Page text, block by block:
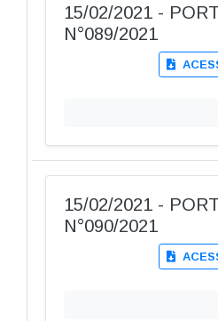
15/02/2021 -
N°089/2021
15/02/2021 -
N°090/2021